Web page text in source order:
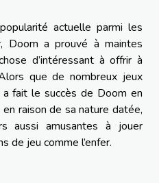
actuelle parmi les
Doom a prouvé à maintes
d’intéressant à offrir à
que de nombreux jeux
fait le succès de Doom en
raison de sa nature datée,
aussi amusantes à jouer
de jeu comme l’enfer.